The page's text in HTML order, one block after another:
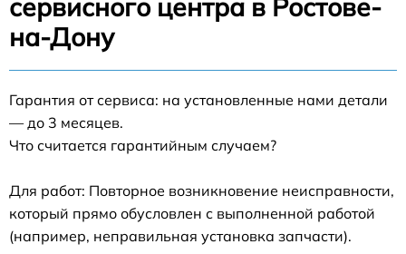
сервисного центра в Ростове-
на-Дону
Гарантия от сервиса: на установленные нами детали
— до 3 месяцев.
Что считается гарантийным случаем?
Для работ: Повторное возникновение неисправности,
который прямо обусловлен с выполненной работой
(например, неправильная установка запчасти).